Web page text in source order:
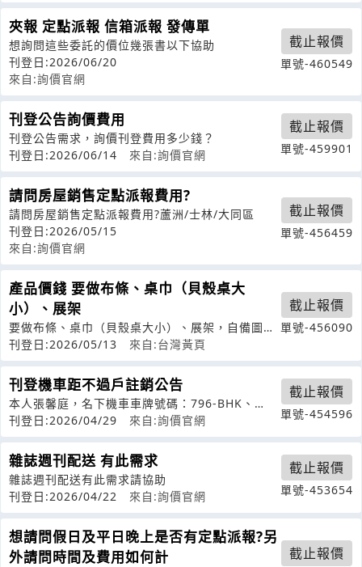
夾報 定點派報 信箱派報 發傳單
想詢問這些委託的價位幾張書以下協助
刊登日:2026/06/20
來自:詢價官網
截止報價
單號-460549
刊登公告詢價費用
刊登公告需求，詢價刊登費用多少錢？
刊登日:2026/06/14
來自:詢價官網
截止報價
單號-459901
請問房屋銷售定點派報費用?
請問房屋銷售定點派報費用?蘆洲/士林/大同區
刊登日:2026/05/15
來自:詢價官網
截止報價
單號-456459
產品價錢 要做布條、桌巾（貝殼桌大
小）、展架
要做布條、桌巾（貝殼桌大小）、展架，自備圖這
樣價錢落在多少，是否可以先要估價單
刊登日:2026/05/13 來自:台灣黃頁
截止報價
單號-456090
刊登機車距不過戶註銷公告
本人張馨庭，名下機車車牌號碼：796-BHK、
NDB-3630，已讓與許文齡女士
刊登日:2026/04/29 來自:詢價官網
截止報價
單號-454596
雜誌週刊配送 有此需求
雜誌週刊配送有此需求請協助
刊登日:2026/04/22
來自:詢價官網
截止報價
單號-453654
想請問假日及平日晚上是否有定點派報?另
外請問時間及費用如何計
截止報價